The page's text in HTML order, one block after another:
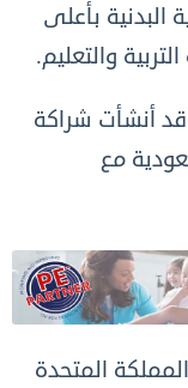
البدنية بأعلى
والتعليم.
قد أنشأت شراكة
مع
المتحدة